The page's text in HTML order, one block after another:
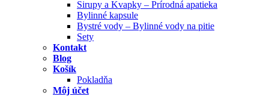
Sirupy a Kvapky – Prírodná apatieka
Bylinné kapsule
Bystré vody – Bylinné vody na pitie
Sety
Kontakt
Blog
Košík
Pokladňa
Môj účet